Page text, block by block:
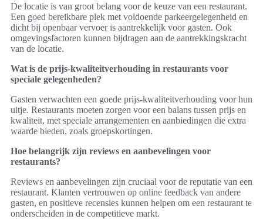
De locatie is van groot belang voor de keuze van een restaurant.
Een goed bereikbare plek met voldoende parkeergelegenheid en
dicht bij openbaar vervoer is aantrekkelijk voor gasten. Ook
omgevingsfactoren kunnen bijdragen aan de aantrekkingskracht
van de locatie.
Wat is de prijs-kwaliteitverhouding in restaurants voor
speciale gelegenheden?
Gasten verwachten een goede prijs-kwaliteitverhouding voor hun
uitje. Restaurants moeten zorgen voor een balans tussen prijs en
kwaliteit, met speciale arrangementen en aanbiedingen die extra
waarde bieden, zoals groepskortingen.
Hoe belangrijk zijn reviews en aanbevelingen voor
restaurants?
Reviews en aanbevelingen zijn cruciaal voor de reputatie van een
restaurant. Klanten vertrouwen op online feedback van andere
gasten, en positieve recensies kunnen helpen om een restaurant te
onderscheiden in de competitieve markt.